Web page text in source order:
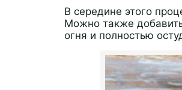
В середине этого
Можно также добавить
огня и полностью